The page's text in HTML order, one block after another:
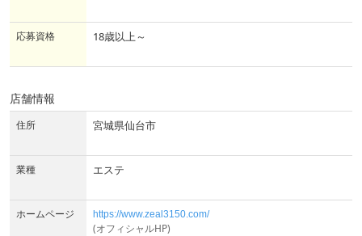
応募資格 18歳以上～
店舗情報
住所 宮城県仙台市
業種 エステ
ホームページ https://www.zeal3150.com/
(オフィシャルHP)